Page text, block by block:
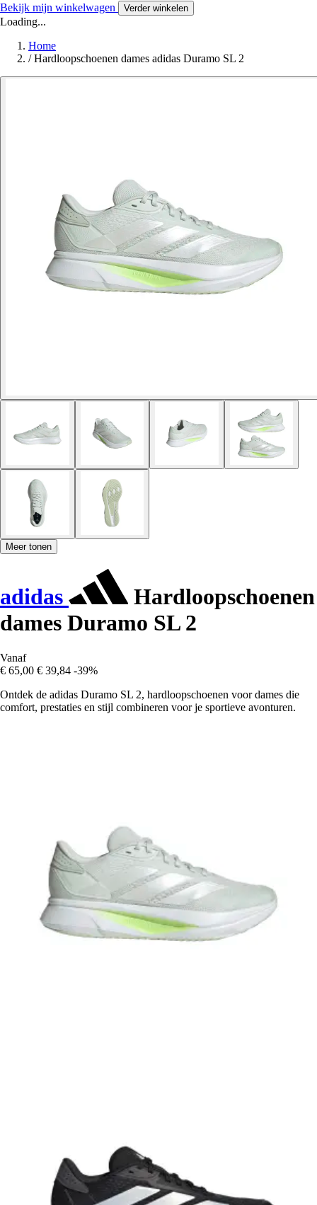
Bekijk mijn winkelwagen Verder winkelen
Loading...
Home
/ Hardloopschoenen dames adidas Duramo SL 2
Meer tonen
adidas
Hardloopschoenen
dames Duramo SL 2
Vanaf
€ 65,00 € 39,84 -39%
Ontdek de adidas Duramo SL 2, hardloopschoenen voor dames die
comfort, prestaties en stijl combineren voor je sportieve avonturen.